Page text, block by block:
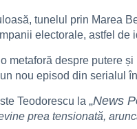
tunelul prin Marea
electorale, astfel
metaforă despre putere
nou episod din serialul
Teodorescu la „News
prea tensionată,